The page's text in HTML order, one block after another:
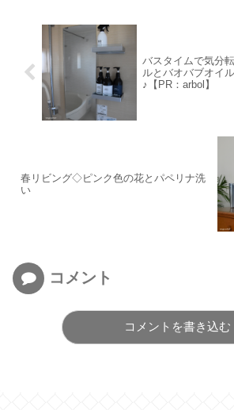
バスタイムで気分
ルとバオバブオイ
♪【PR：arbol】
春リビング◇ピンク色の花とパペリナ洗
い
コメント
コメントを書き込む